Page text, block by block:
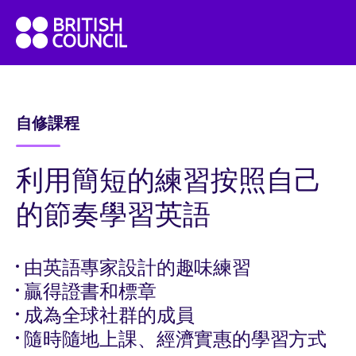
content
British
Council
English
自修課程
利用簡短的練習按照自己
的節奏學習英語
由英語專家設計的趣味練習
贏得證書和標章
成為全球社群的成員
隨時隨地上課、經濟實惠的學習方式